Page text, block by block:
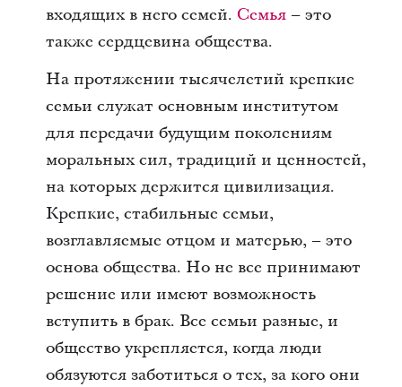
входящих в него семей. Семья– это
также сердцевина общества.
На протяжении тысячелетий крепкие
семьи служат основным институтом
для передачи будущим поколениям
моральных сил, традиций и ценностей,
на которых держится цивилизация.
Крепкие, стабильные семьи,
возглавляемые отцом и матерью, – это
основа общества. Но не все принимают
решение или имеют возможность
вступить в брак. Все семьи разные, и
общество укрепляется, когда люди
обязуются заботиться о тех, за кого они